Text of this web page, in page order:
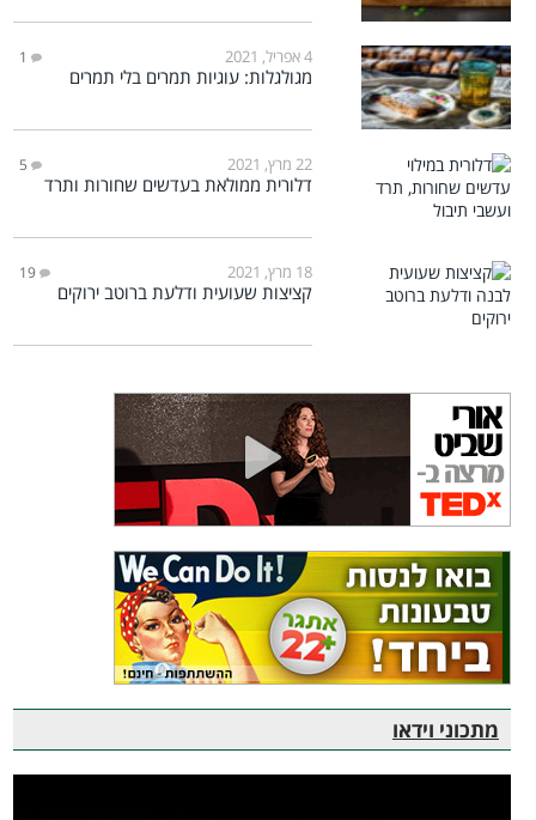
4 אפריל, 2021 1
מגולגלות: עוגיות תמרים בלי תמרים
22 מרץ, 2021 5
דלורית ממולאת בעדשים שחורות ותרד
18 מרץ, 2021 19
קציצות שעועית ודלעת ברוטב ירוקים
מתכוני וידאו